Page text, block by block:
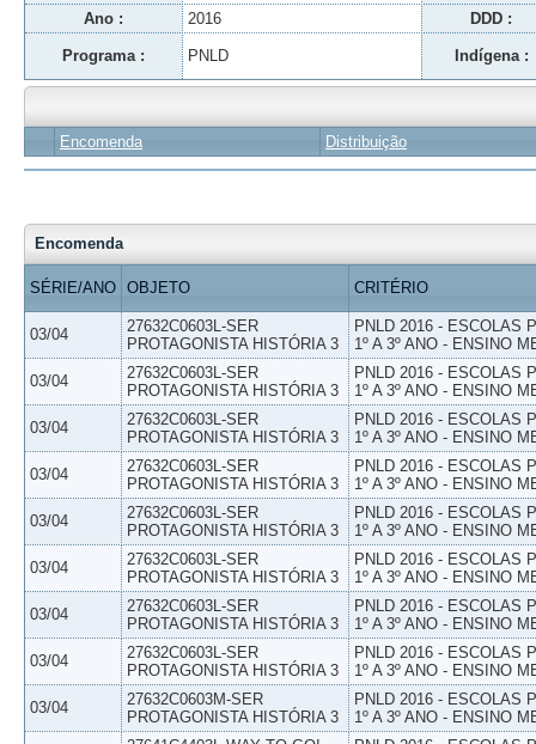
Ano : 2016 DDD :
Programa : PNLD Indígena :
Encomenda Distribuição
Encomenda
SÉRIE/ANO OBJETO CRITÉRIO
03/04
27632C0603L-SER
PROTAGONISTA HISTÓRIA 3
PNLD 2016 - ESCOLAS
1º A 3º ANO - ENSINO
03/04
27632C0603L-SER
PROTAGONISTA HISTÓRIA 3
PNLD 2016 - ESCOLAS
1º A 3º ANO - ENSINO
03/04
27632C0603L-SER
PROTAGONISTA HISTÓRIA 3
PNLD 2016 - ESCOLAS
1º A 3º ANO - ENSINO
03/04
27632C0603L-SER
PROTAGONISTA HISTÓRIA 3
PNLD 2016 - ESCOLAS
1º A 3º ANO - ENSINO
03/04
27632C0603L-SER
PROTAGONISTA HISTÓRIA 3
PNLD 2016 - ESCOLAS
1º A 3º ANO - ENSINO
03/04
27632C0603L-SER
PROTAGONISTA HISTÓRIA 3
PNLD 2016 - ESCOLAS
1º A 3º ANO - ENSINO
03/04
27632C0603L-SER
PROTAGONISTA HISTÓRIA 3
PNLD 2016 - ESCOLAS
1º A 3º ANO - ENSINO
03/04
27632C0603L-SER
PROTAGONISTA HISTÓRIA 3
PNLD 2016 - ESCOLAS
1º A 3º ANO - ENSINO
03/04
27632C0603M-SER
PROTAGONISTA HISTÓRIA 3
PNLD 2016 - ESCOLAS
1º A 3º ANO - ENSINO